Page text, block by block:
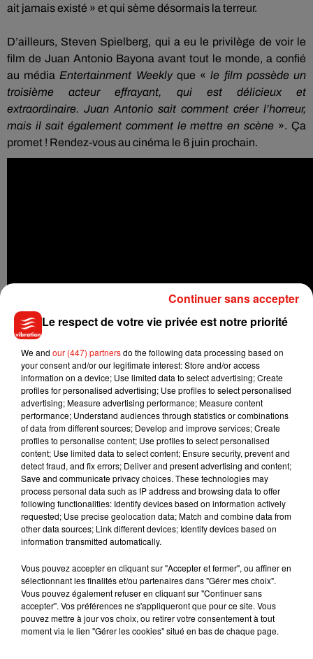
ait jamais existé » et qui sème désormais la terreur.
D’ailleurs, Steven Spielberg, qui a eu le privilège de voir le
film de Juan Antonio Bayona avant tout le monde, a confié
au média Entertainment Weekly que « le film possède un
troisième acteur effrayant, qui est délicieux et
extraordinaire. Juan Antonio sait comment créer l’horreur,
mais il sait également comment le mettre en scène ». Ça
promet ! Rendez-vous au cinéma le 6 juin prochain.
Musique
7 août 2026
Julien Lieb s’essaye à la vie de chatelain
dans son nouveau clip
7 août 2026
Madonna sort enfin le remix de « Love
Sensation » avec Kylie Minogue
Le respect de votre vie privée est notre priorité
We and our (447) partnersdo the following data processing based on
your consent and/or our legitimate interest: Store and/or access
information on a device; Use limited data to select advertising; Create
profiles for personalised advertising; Use profiles to select personalised
advertising; Measure advertising performance; Measure content
performance; Understand audiences through statistics or combinations
of data from different sources; Develop and improve services; Create
profiles to personalise content; Use profiles to select personalised
content; Use limited data to select content; Ensure security, prevent and
detect fraud, and fix errors; Deliver and present advertising and content;
Save and communicate privacy choices. These technologies may
process personal data such as IP address and browsing data to offer
following functionalities: Identify devices based on information actively
requested; Use precise geolocation data; Match and combine data from
other data sources; Link different devices; Identify devices based on
information transmitted automatically.
Vous pouvez accepter en cliquant sur "Accepter et fermer", ou affiner en
sélectionnant les finalités et/ou partenaires dans "Gérer mes choix".
Vous pouvez également refuser en cliquant sur "Continuer sans
accepter". Vos préférences ne s'appliqueront que pour ce site. Vous
pouvez mettre à jour vos choix, ou retirer votre consentement à tout
moment via le lien "Gérer les cookies" situé en bas de chaque page.
Continuer sans accepter